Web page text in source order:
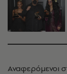
Αναφερόμενοι